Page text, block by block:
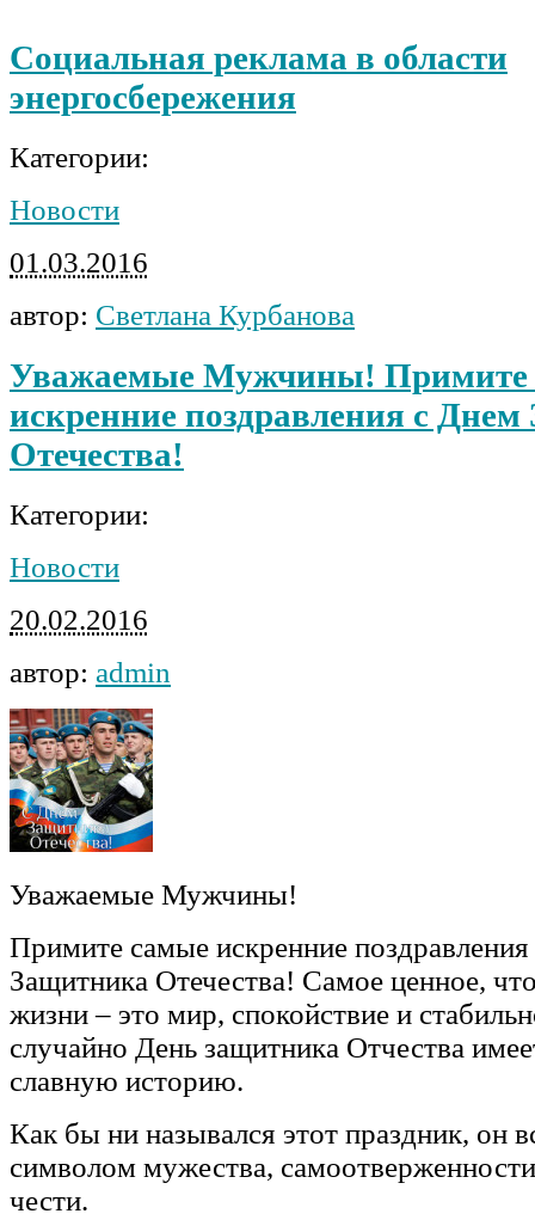
Социальная реклама в области
энергосбережения
Категории:
Новости
01.03.2016
автор: Светлана Курбанова
Уважаемые Мужчины! Примите
искренние поздравления с
Отечества!
Категории:
Новости
20.02.2016
автор: admin
Уважаемые Мужчины!
Примите самые искренние
Защитника Отечества! Самое ценное,
жизни – это мир, спокойствие и
случайно День защитника Отчества
славную историю.
Как бы ни назывался этот праздник, он
символом мужества,
чести.